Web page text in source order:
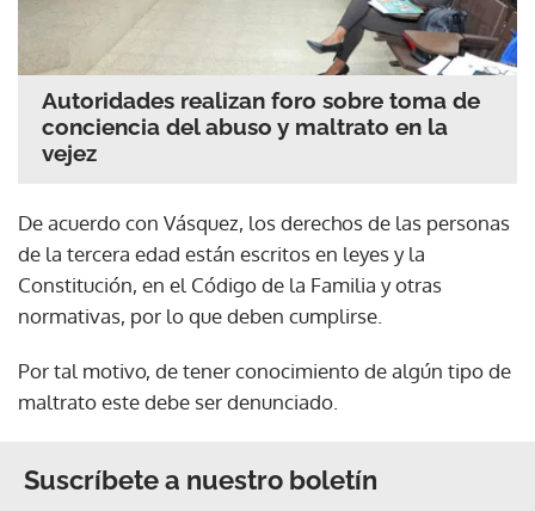
Autoridades realizan foro sobre toma de
conciencia del abuso y maltrato en la
vejez
De acuerdo con Vásquez, los derechos de las personas
de la tercera edad están escritos en leyes y la
Constitución, en el Código de la Familia y otras
normativas, por lo que deben cumplirse.
Por tal motivo, de tener conocimiento de algún tipo de
maltrato este debe ser denunciado.
Suscríbete a nuestro boletín